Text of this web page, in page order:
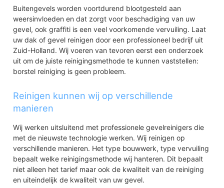
Buitengevels worden voortdurend blootgesteld aan
weersinvloeden en dat zorgt voor beschadiging van uw
gevel, ook graffiti is een veel voorkomende vervuiling. Laat
uw dak of gevel reinigen door een professioneel bedrijf uit
Zuid-Holland. Wij voeren van tevoren eerst een onderzoek
uit om de juiste reinigingsmethode te kunnen vaststellen:
borstel reiniging is geen probleem.
Reinigen kunnen wij op verschillende
manieren
Wij werken uitsluitend met professionele gevelreinigers die
met de nieuwste technologie werken. Wij reinigen op
verschillende manieren. Het type bouwwerk, type vervuiling
bepaalt welke reinigingsmethode wij hanteren. Dit bepaalt
niet alleen het tarief maar ook de kwaliteit van de reiniging
en uiteindelijk de kwaliteit van uw gevel.